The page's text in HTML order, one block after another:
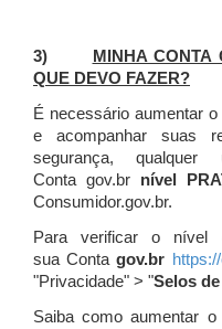
3)
MINHA
QUE DEVO FAZER?
É necessário aumentar
e acompanhar suas
segurança,
Conta gov.br nível
Consumidor.gov.br.
Para verificar o nível
sua Contagov.br
"Privacidade" > "Selos
Saiba como aumentar